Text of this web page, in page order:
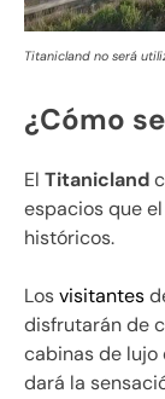
Titanicland no será
¿Cómo
El Titanicland
espacios que el
históricos.
Losvisitantes
disfrutarán de
cabinas de lujo
dará la